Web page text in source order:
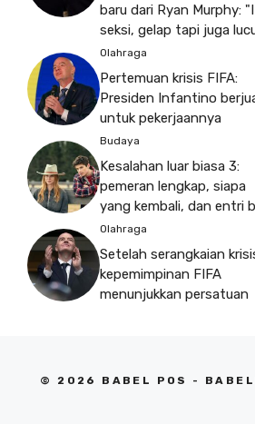
baru dari Ryan Murphy:
seksi, gelap tapi juga
Olahraga
Pertemuan krisis FIFA:
Presiden Infantino
untuk pekerjaannya
Budaya
Kesalahan luar biasa 3:
pemeran lengkap, siapa
yang kembali, dan entri
Olahraga
Setelah serangkaian
kepemimpinan FIFA
menunjukkan persatuan
© 2026 BABEL POS -